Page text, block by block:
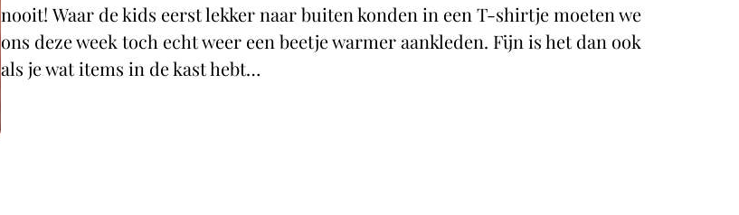
nooit! Waar de kids eerst lekker naar buiten konden in een T-shirtje moeten we
ons deze week toch echt weer een beetje warmer aankleden. Fijn is het dan ook
als je wat items in de kast hebt…